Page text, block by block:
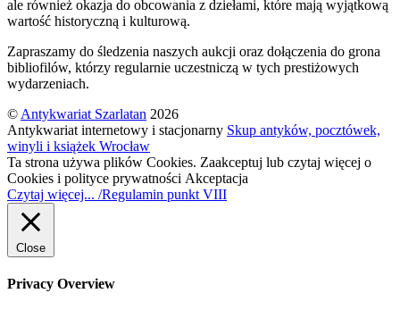
ale również okazja do obcowania z dziełami, które mają wyjątkową
wartość historyczną i kulturową.
Zapraszamy do śledzenia naszych aukcji oraz dołączenia do grona
bibliofilów, którzy regularnie uczestniczą w tych prestiżowych
wydarzeniach.
© Antykwariat Szarlatan 2026
Antykwariat internetowy i stacjonarny Skup antyków, pocztówek,
winyli i książek Wrocław
Ta strona używa plików Cookies. Zaakceptuj lub czytaj więcej o
Cookies i polityce prywatności Akceptacja
Czytaj więcej... /Regulamin punkt VIII
Close
Privacy Overview